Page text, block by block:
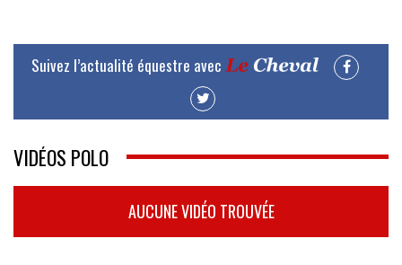
Suivez l’actualité équestre avec
VIDÉOS POLO
AUCUNE VIDÉO TROUVÉE